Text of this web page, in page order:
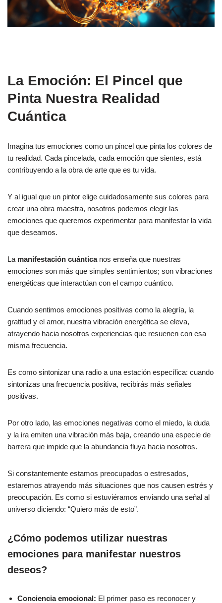
La Emoción: El Pincel que
Pinta Nuestra Realidad
Cuántica
Imagina tus emociones como un pincel que pinta los colores de
tu realidad. Cada pincelada, cada emoción que sientes, está
contribuyendo a la obra de arte que es tu vida.
Y al igual que un pintor elige cuidadosamente sus colores para
crear una obra maestra, nosotros podemos elegir las
emociones que queremos experimentar para manifestar la vida
que deseamos.
La manifestación cuánticanos enseña que nuestras
emociones son más que simples sentimientos; son vibraciones
energéticas que interactúan con el campo cuántico.
Cuando sentimos emociones positivas como la alegría, la
gratitud y el amor, nuestra vibración energética se eleva,
atrayendo hacia nosotros experiencias que resuenen con esa
misma frecuencia.
Es como sintonizar una radio a una estación específica: cuando
sintonizas una frecuencia positiva, recibirás más señales
positivas.
Por otro lado, las emociones negativas como el miedo, la duda
y la ira emiten una vibración más baja, creando una especie de
barrera que impide que la abundancia fluya hacia nosotros.
Si constantemente estamos preocupados o estresados,
estaremos atrayendo más situaciones que nos causen estrés y
preocupación. Es como si estuviéramos enviando una señal al
universo diciendo: “Quiero más de esto”.
¿Cómo podemos utilizar nuestras
emociones para manifestar nuestros
deseos?
Conciencia emocional: El primer paso es reconocer y